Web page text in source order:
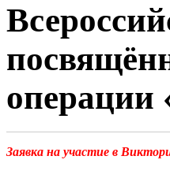
Заявка на участие в